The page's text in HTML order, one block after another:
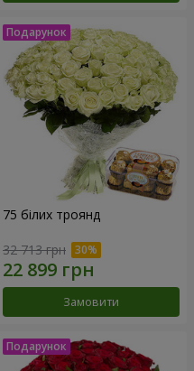
75 білих троянд
32 713 грн
Замовити